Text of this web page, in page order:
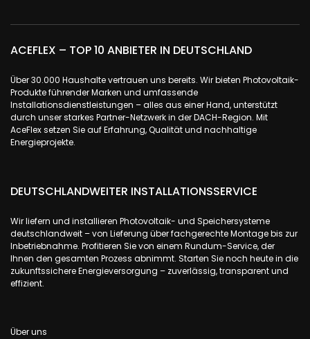
ACEFLEX – TOP 10 ANBIETER IN DEUTSCHLAND
Über 30.000 Haushalte vertrauen uns bereits. Wir bieten Photovoltaik-
Produkte führender Marken und umfassende
Installationsdienstleistungen – alles aus einer Hand, unterstützt
durch unser starkes Partner-Netzwerk in der DACH-Region. Mit
AceFlex setzen Sie auf Erfahrung, Qualität und nachhaltige
Energieprojekte.
DEUTSCHLANDWEITER INSTALLATIONSSERVICE
Wir liefern und installieren Photovoltaik- und Speichersysteme
deutschlandweit – von Lieferung über fachgerechte Montage bis zur
Inbetriebnahme. Profitieren Sie von einem Rundum-Service, der
Ihnen den gesamten Prozess abnimmt. Starten Sie noch heute in die
zukunftssichere Energieversorgung – zuverlässig, transparent und
effizient.
Über uns